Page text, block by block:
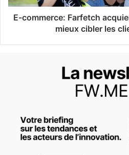
E-commerce: Farfetch
mieux cibler les